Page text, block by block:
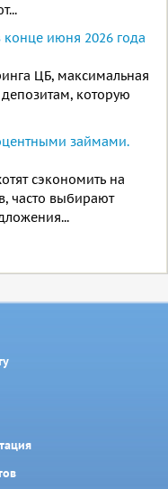
конце июня 2026 года
ЦБ, максимальная
которую
займами.
сэкономить на
часто выбирают